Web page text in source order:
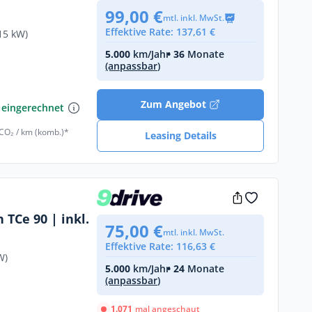
kW)
eingerechnet
/ km (komb.)*
99,00 €mtl. inkl. MwSt.
Effektive Rate: 137,61 €
5.000 km/Jahr• 36 Monate
(anpassbar)
Zum Angebot
Leasing Details
TCe 90 | inkl.
75,00 €mtl. inkl. MwSt.
Effektive Rate: 116,63 €
5.000 km/Jahr• 24 Monate
(anpassbar)
1.071 mal angeschaut